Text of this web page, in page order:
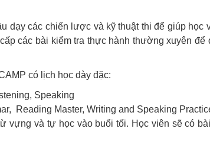
dạy các chiến lược và kỹ thuật thi để giúp học
các bài kiểm tra thực hành thường xuyên để
có lịch học dày đặc:
Speaking
Reading Master, Writing and Speaking
vựng và tự học vào buổi tối. Học viên sẽ có